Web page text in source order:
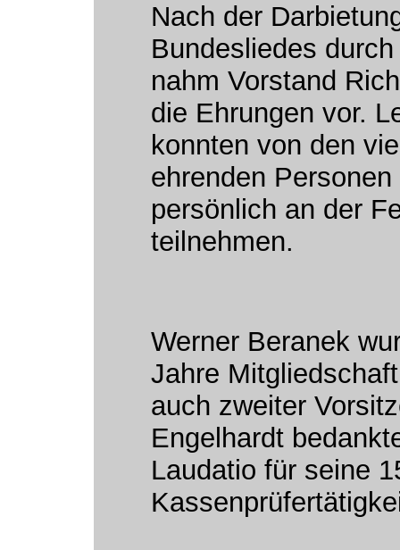
Nach der
Bundesliedes
nahm Vorstand
die Ehrungen vor.
konnten von den
ehrenden
persönlich an der
teilnehmen.
Werner Beranek
Jahre
auch zweiter
Engelhardt
Laudatio für seine